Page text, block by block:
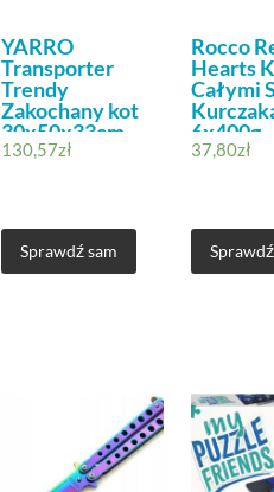
YARRO
Transporter
Trendy
Zakochany kot
30x50x33cm
130,57zł
Sprawdź sam
Rocco
Hearts
Całymi
6x400g
37,80zł